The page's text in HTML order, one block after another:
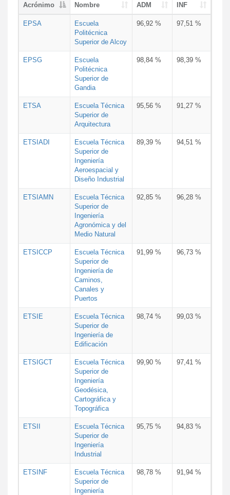
Acrónimo Nombre ADM INF
EPSA
Escuela
Politécnica
Superior de Alcoy
96,92 % 97,51 %
EPSG
Escuela
Politécnica
Superior de
Gandia
98,84 % 98,39 %
ETSA
Escuela Técnica
Superior de
Arquitectura
95,56 % 91,27 %
ETSIADI
Escuela Técnica
Superior de
Ingeniería
Aeroespacial y
Diseño Industrial
89,39 % 94,51 %
ETSIAMN
Escuela Técnica
Superior de
Ingeniería
Agronómica y del
Medio Natural
92,85 % 96,28 %
ETSICCP
Escuela Técnica
Superior de
Ingeniería de
Caminos,
Canales y
Puertos
91,99 % 96,73 %
ETSIE
Escuela Técnica
Superior de
Ingeniería de
Edificación
98,74 % 99,03 %
ETSIGCT
Escuela Técnica
Superior de
Ingeniería
Geodésica,
Cartográfica y
Topográfica
99,90 % 97,41 %
ETSII
Escuela Técnica
Superior de
Ingeniería
Industrial
95,75 % 94,83 %
ETSINF
Escuela Técnica
Superior de
Ingeniería
98,78 % 91,94 %